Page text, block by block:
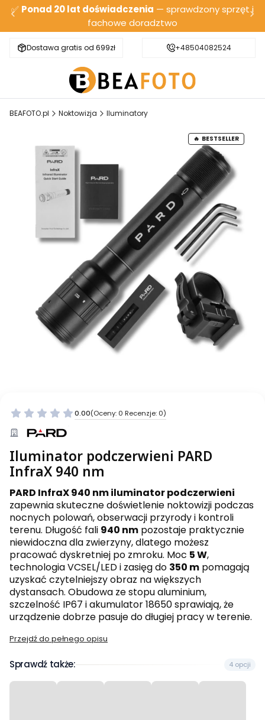
✅ Ponad 20 lat doświadczenia — sprawdzony sprzęt i
fachowe doradztwo
Dostawa gratis od 699zł Bezpieczna wysyłka
+48504082524
BEAFOTO.pl Noktowizja Iluminatory
BESTSELLER
0.00(Oceny: 0 Recenzje: 0)
Iluminator podczerwieni PARD
InfraX 940 nm
PARD InfraX 940 nm iluminator podczerwieni
zapewnia skuteczne doświetlenie noktowizji podczas
nocnych polowań, obserwacji przyrody i kontroli
terenu. Długość fali 940 nm pozostaje praktycznie
niewidoczna dla zwierzyny, dlatego możesz
pracować dyskretniej po zmroku. Moc 5 W,
technologia VCSEL/LED i zasięg do 350 m pomagają
uzyskać czytelniejszy obraz na większych
dystansach. Obudowa ze stopu aluminium,
szczelność IP67 i akumulator 18650 sprawiają, że
urządzenie dobrze pasuje do długiej pracy w terenie.
Przejdź do pełnego opisu
Sprawdź także: 4 opcji